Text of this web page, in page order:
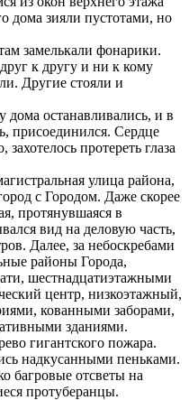
дома зияли пустотами, но
замелькали фонарики.
к другу и ни к кому
Другие стояли и
дома останавливались, и в
присоединился. Сердце
протереть глаза
улица района,
с Городом. Даже скорее
протянувшаяся в
вид на деловую часть,
Далее, за небоскребами
районы Города,
шестнадцатиэтажными
центр, низкоэтажный,
кованными заборами,
зданиями.
гигантского пожара.
надкусанными пеньками.
багровые отсветы на
протуберанцы.